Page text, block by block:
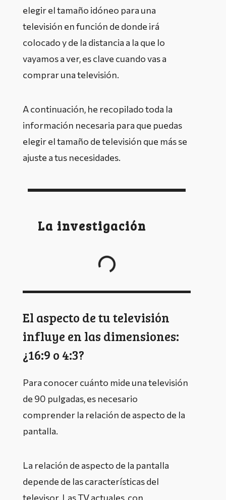
elegir el tamaño idóneo para una
televisión en función de donde irá
colocado y de la distancia a la que lo
vayamos a ver, es clave cuando vas a
comprar una televisión.
A continuación, he recopilado toda la
información necesaria para que puedas
elegir el tamaño de televisión que más se
ajuste a tus necesidades.
La investigación
El aspecto de tu televisión
influye en las dimensiones:
¿16:9 o 4:3?
Para conocer cuánto mide una televisión
de 90 pulgadas, es necesario
comprender la relación de aspecto de la
pantalla.
La relación de aspecto de la pantalla
depende de las características del
televisor. Las TV actuales, con